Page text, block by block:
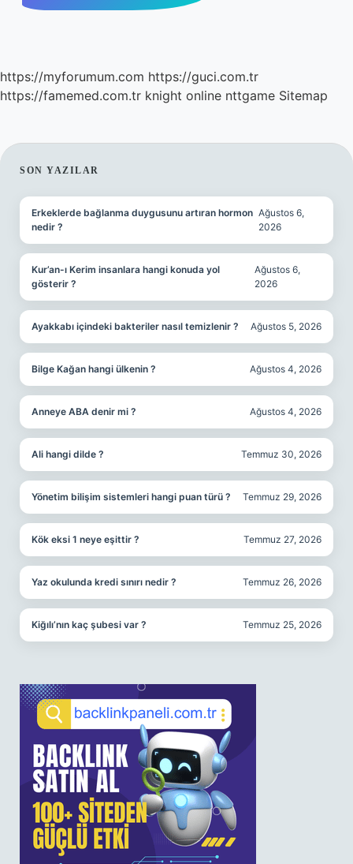
https://myforumum.com https://guci.com.tr
https://famemed.com.tr knight online nttgame Sitemap
SIDEBAR
SON YAZILAR
Erkeklerde bağlanma duygusunu artıran hormon
nedir ?
Ağustos 6,
2026
Kur’an-ı Kerim insanlara hangi konuda yol
gösterir ?
Ağustos 6,
2026
Ayakkabı içindeki bakteriler nasıl temizlenir ? Ağustos 5, 2026
Bilge Kağan hangi ülkenin ? Ağustos 4, 2026
Anneye ABA denir mi ? Ağustos 4, 2026
Ali hangi dilde ? Temmuz 30, 2026
Yönetim bilişim sistemleri hangi puan türü ? Temmuz 29, 2026
Kök eksi 1 neye eşittir ? Temmuz 27, 2026
Yaz okulunda kredi sınırı nedir ? Temmuz 26, 2026
Kiğılı’nın kaç şubesi var ? Temmuz 25, 2026